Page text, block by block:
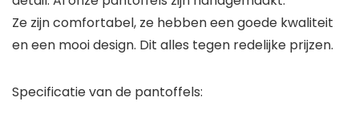
Ze zijn comfortabel, ze hebben een goede kwaliteit
en een mooi design. Dit alles tegen redelijke prijzen.
Specificatie van de pantoffels: